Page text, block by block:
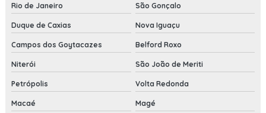
Rio de Janeiro São Gonçalo
Duque de Caxias Nova Iguaçu
Campos dos Goytacazes Belford Roxo
Niterói São João de Meriti
Petrópolis Volta Redonda
Macaé Magé